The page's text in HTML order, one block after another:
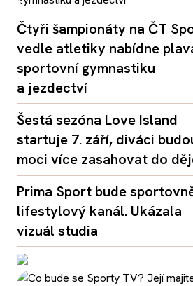
Čtyři šampionáty na ČT
vedle atletiky nabídne
sportovní gymnastiku
a jezdectví
Šestá sezóna Love Island
startuje 7. září, diváci
moci více zasahovat do
Prima Sport bude
lifestylový kanál. Ukázala
vizuál studia